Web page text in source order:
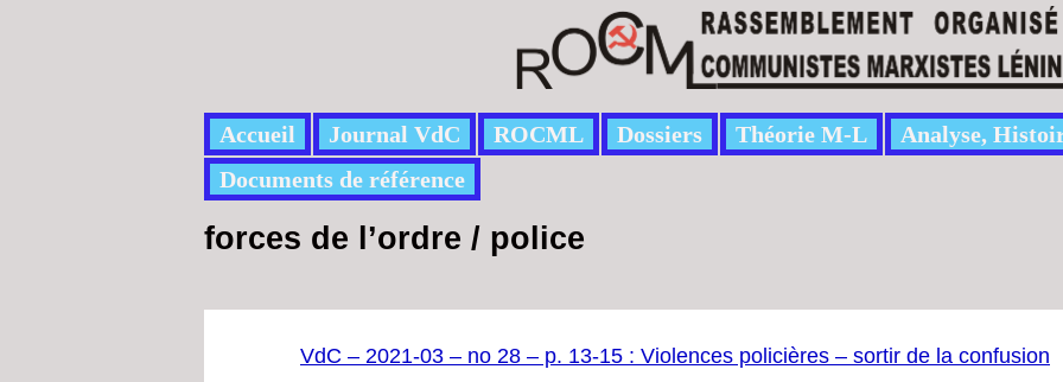
Accueil Journal VdC ROCML Dossiers Théorie M-L Analyse,
Documents de référence
forces de l’ordre / police
VdC – 2021-03 – no 28 – p. 13-15 : Violences policières – sortir de la confusion